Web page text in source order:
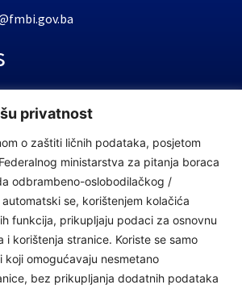
privatnost
o zaštiti ličnih podataka, posjetom
ministarstva za pitanja boraca
odbrambeno-oslobodilačkog /
se, korištenjem kolačića
funkcija, prikupljaju podaci za osnovnu
i korištenja stranice. Koriste se samo
koji omogućavaju nesmetano
bez prikupljanja dodatnih podataka
i Hercegovine
finansija
i invalidsko osiguranje